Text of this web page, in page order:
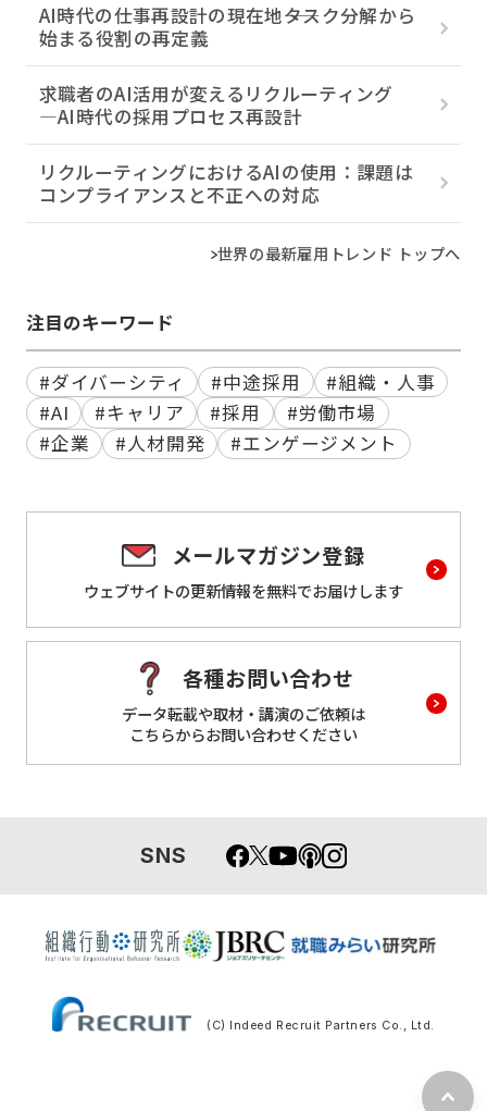
AI時代の仕事再設計の現在地――タスク分解から
始まる役割の再定義
求職者のAI活用が変えるリクルーティング
―AI時代の採用プロセス再設計
リクルーティングにおけるAIの使用：課題は
コンプライアンスと不正への対応
世界の最新雇用トレンド トップへ
注目のキーワード
#ダイバーシティ #中途採用
#組織・人事
#AI
#キャリア #採用
#労働市場
#企業
#人材開発 #エンゲージメント
メールマガジン登録
ウェブサイトの更新情報を無料でお届けします
各種お問い合わせ
データ転載や取材・講演のご依頼は
こちらからお問い合わせください
SNS
(C) Indeed Recruit Partners Co., Ltd.